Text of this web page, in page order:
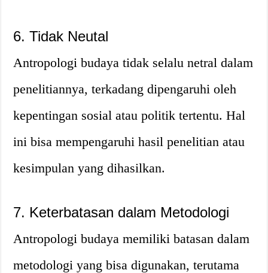
6. Tidak Neutal
Antropologi budaya tidak selalu netral dalam
penelitiannya, terkadang dipengaruhi oleh
kepentingan sosial atau politik tertentu. Hal
ini bisa mempengaruhi hasil penelitian atau
kesimpulan yang dihasilkan.
7. Keterbatasan dalam Metodologi
Antropologi budaya memiliki batasan dalam
metodologi yang bisa digunakan, terutama